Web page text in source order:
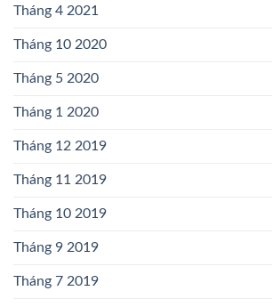
Tháng 4 2021
Tháng 10 2020
Tháng 5 2020
Tháng 1 2020
Tháng 12 2019
Tháng 11 2019
Tháng 10 2019
Tháng 9 2019
Tháng 7 2019